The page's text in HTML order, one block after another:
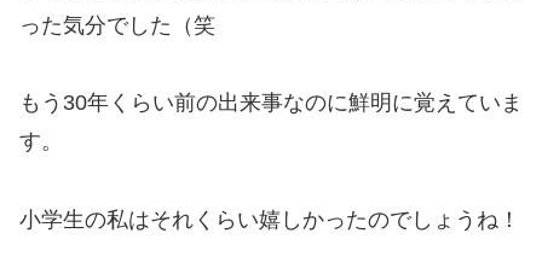
った気分でした（笑
もう30年くらい前の出来事なのに鮮明に覚えていま
す。
小学生の私はそれくらい嬉しかったのでしょうね！